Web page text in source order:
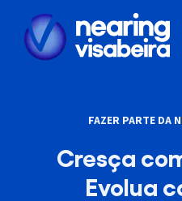
FAZER PARTE DA
Cresça
Evolua